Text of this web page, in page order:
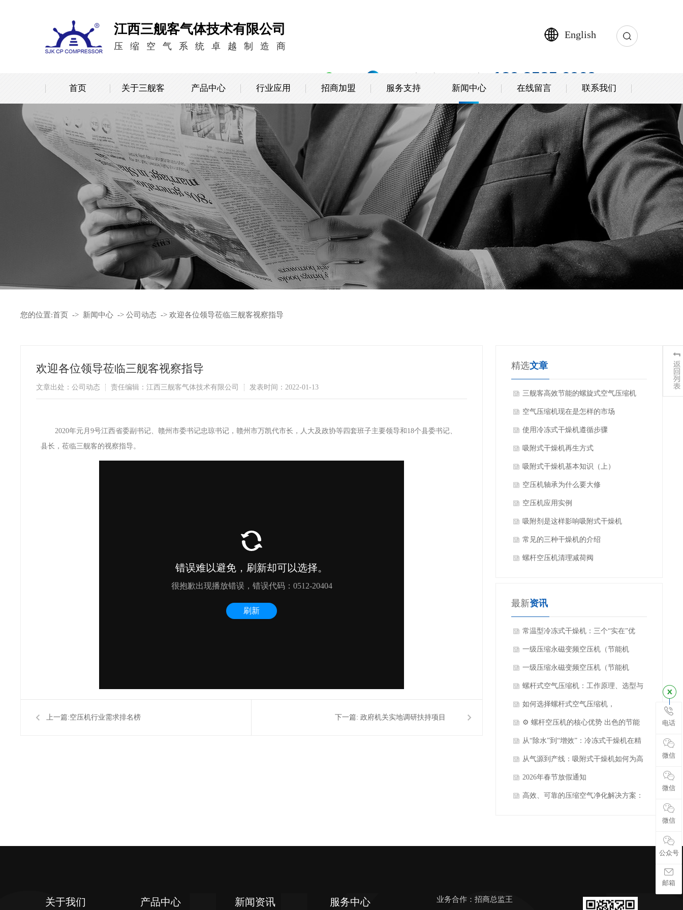
江西三舰客气体技术有限公司
压缩空气系统卓越制造商
English
189 2585 6969
首页 关于三舰客 产品中心 行业应用 招商加盟 服务支持 新闻中心 在线留言 联系我们
您的位置:首页 -> 新闻中心 ->公司动态 ->欢迎各位领导莅临三舰客视察指导
欢迎各位领导莅临三舰客视察指导
文章出处：公司动态 责任编辑：江西三舰客气体技术有限公司 发表时间：2022-01-13
2020年元月9号江西省委副书记、赣州市委书记忠琼书记，赣州市万凯代市长，人大及政协等四套班子主要领导和18个县委书记、
县长，莅临三舰客的视察指导。
上一篇:​空压机行业需求排名榜 下一篇:政府机关实地调研扶持项目
精选文章
三舰客高效节能的螺旋式空气压缩机
——专业动力解决方案
空气压缩机现在是怎样的市场
使用冷冻式干燥机遵循步骤
吸附式干燥机再生方式
吸附式干燥机基本知识（上）
空压机轴承为什么要大修
​空压机应用实例
吸附剂是这样影响吸附式干燥机
常见的三种干燥机的介绍
​螺杆空压机清理减荷阀
最新资讯
常温型冷冻式干燥机：三个“实在”优
势，帮你少花钱多省心
一级压缩永磁变频空压机（节能机
型）：日常使用与保养实操指南
一级压缩永磁变频空压机（节能机
型）：你的“电费刺客”终结者
螺杆式空气压缩机：工作原理、选型与
常见问题
如何选择螺杆式空气压缩机，
⚙️ 螺杆空压机的核心优势 出色的节能
效率
从“除水”到“增效”：冷冻式干燥机在精
密制造中的硬核价值
从气源到产线：吸附式干燥机如何为高
端制造筑牢“无水”防线
2026年春节放假通知
高效、可靠的压缩空气净化解决方案：
关于我们 产品中心 新闻资讯 服务中心 业务合作：招商总监王
电话
微信
微信
微信
公众号
邮箱